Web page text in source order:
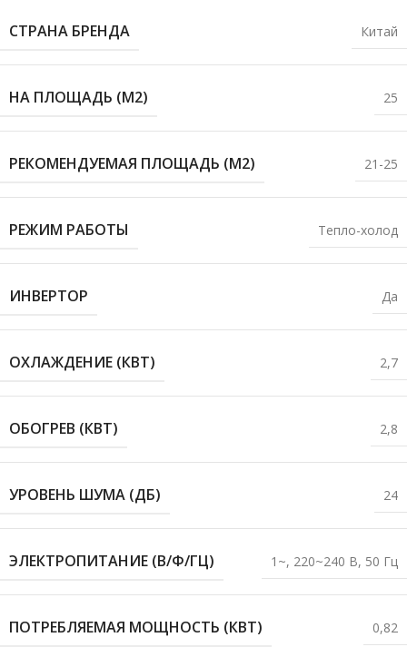
СТРАНА БРЕНДА Китай
НА ПЛОЩАДЬ (М2) 25
РЕКОМЕНДУЕМАЯ ПЛОЩАДЬ (М2) 21-25
РЕЖИМ РАБОТЫ Тепло-холод
ИНВЕРТОР Да
ОХЛАЖДЕНИЕ (КВТ) 2,7
ОБОГРЕВ (КВТ) 2,8
УРОВЕНЬ ШУМА (ДБ) 24
ЭЛЕКТРОПИТАНИЕ (В/Ф/ГЦ) 1~, 220~240 В, 50 Гц
ПОТРЕБЛЯЕМАЯ МОЩНОСТЬ (КВТ) 0,82